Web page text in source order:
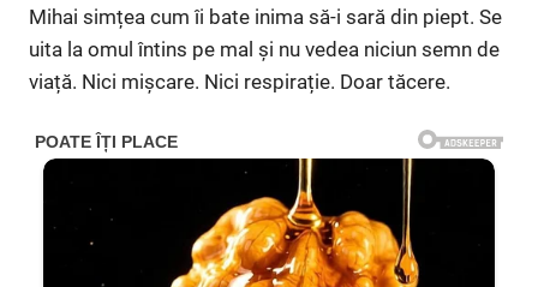
Mihai simțea cum îi bate inima să-i sară din piept. Se
uita la omul întins pe mal și nu vedea niciun semn de
viață. Nici mișcare. Nici respirație. Doar tăcere.